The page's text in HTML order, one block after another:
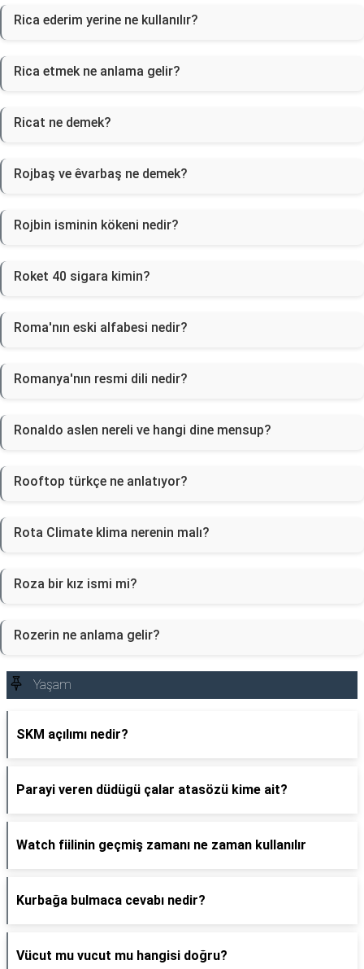
Rica ederim yerine ne kullanılır?
Rica etmek ne anlama gelir?
Ricat ne demek?
Rojbaş ve êvarbaş ne demek?
Rojbin isminin kökeni nedir?
Roket 40 sigara kimin?
Roma'nın eski alfabesi nedir?
Romanya'nın resmi dili nedir?
Ronaldo aslen nereli ve hangi dine mensup?
Rooftop türkçe ne anlatıyor?
Rota Climate klima nerenin malı?
Roza bir kız ismi mi?
Rozerin ne anlama gelir?
Yaşam
SKM açılımı nedir?
Parayi veren düdügü çalar atasözü kime ait?
Watch fiilinin geçmiş zamanı ne zaman kullanılır
Kurbağa bulmaca cevabı nedir?
Vücut mu vucut mu hangisi doğru?